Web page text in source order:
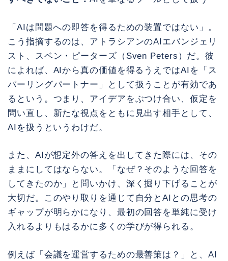
「AIは問題への即答を得るための装置ではない」。
こう指摘するのは、アトラシアンのAIエバンジェリ
スト、スベン・ピーターズ（Sven Peters）だ。彼
によれば、AIから真の価値を得るうえではAIを「ス
パーリングパートナー」として扱うことが有効であ
るという。つまり、アイデアをぶつけ合い、仮定を
問い直し、新たな視点をともに見出す相手として、
AIを扱うというわけだ。
また、AIが想定外の答えを出してきた際には、その
ままにしてはならない。「なぜ？そのような回答を
してきたのか」と問いかけ、深く掘り下げることが
大切だ。このやり取りを通じて自分とAIとの思考の
ギャップが明らかになり、最初の回答を単純に受け
入れるよりもはるかに多くの学びが得られる。
例えば「会議を運営するための最善策は？」と、AI